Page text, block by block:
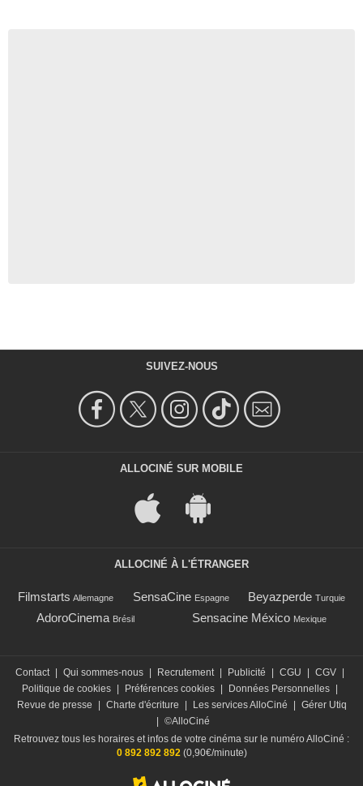
SUIVEZ-NOUS
ALLOCINÉ SUR MOBILE
ALLOCINÉ À L'ÉTRANGER
Filmstarts Allemagne SensaCine Espagne Beyazperde Turquie
AdoroCinema Brésil Sensacine México Mexique
Contact | Qui sommes-nous | Recrutement | Publicité | CGU | CGV |
Politique de cookies | Préférences cookies | Données Personnelles |
Revue de presse
| Charte d'écriture | Les services AlloCiné | Gérer Utiq
| ©AlloCiné
Retrouvez tous les horaires et infos de votre cinéma sur le numéro AlloCiné :
0 892 892 892(0,90€/minute)